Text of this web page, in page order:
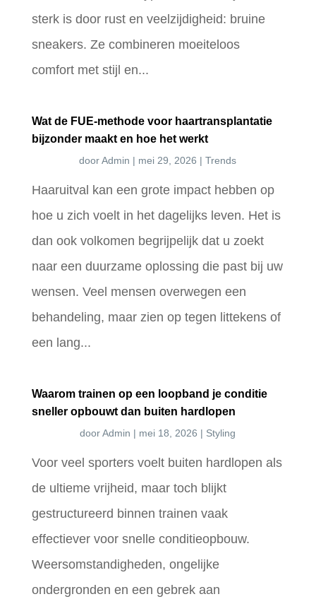
sterk is door rust en veelzijdigheid: bruine
sneakers. Ze combineren moeiteloos
comfort met stijl en...
Wat de FUE-methode voor haartransplantatie
bijzonder maakt en hoe het werkt
doorAdmin | mei 29, 2026 |Trends
Haaruitval kan een grote impact hebben op
hoe u zich voelt in het dagelijks leven. Het is
dan ook volkomen begrijpelijk dat u zoekt
naar een duurzame oplossing die past bij uw
wensen. Veel mensen overwegen een
behandeling, maar zien op tegen littekens of
een lang...
Waarom trainen op een loopband je conditie
sneller opbouwt dan buiten hardlopen
doorAdmin | mei 18, 2026 | Styling
Voor veel sporters voelt buiten hardlopen als
de ultieme vrijheid, maar toch blijkt
gestructureerd binnen trainen vaak
effectiever voor snelle conditieopbouw.
Weersomstandigheden, ongelijke
ondergronden en een gebrek aan